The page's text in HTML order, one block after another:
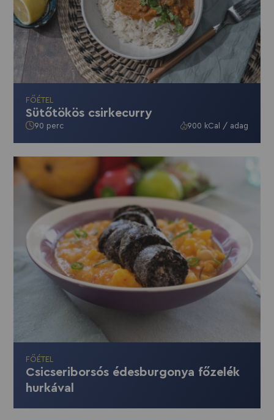
FŐÉTEL
Sütőtökös csirkecurry
90 perc 900 kCal / adag
FŐÉTEL
Csicseriborsós édesburgonya főzelék
hurkával